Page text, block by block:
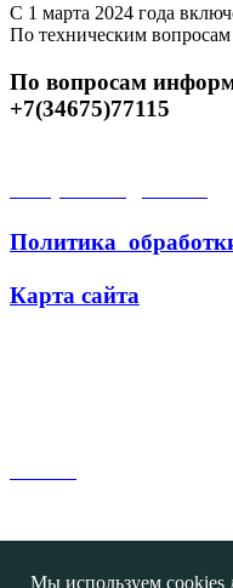
С 1 марта 2024 года
По техническим
По вопросам
+7(34675)77115
Политика
Карта сайта
Мы используем cookies